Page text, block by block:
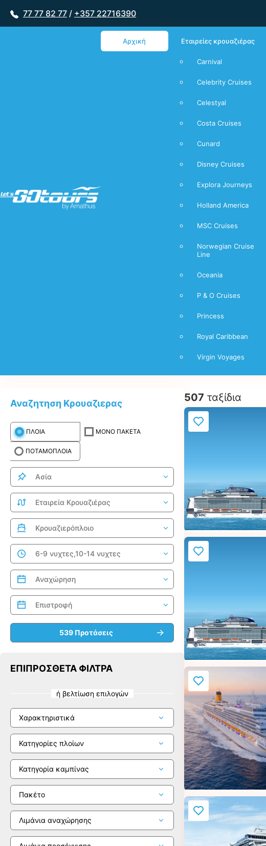
77 77 82 77 / +357 22716390
Αρχική Εταιρείες κρουαζιέρας
Carnival
Celebrity Cruises
Celestyal
Costa Cruises
Cunard
Disney Cruises
Explora Journeys
Holland America
MSC Cruises
Norwegian Cruise
Line
Oceania
P & O Cruises
Princess
Royal Caribbean
Virgin Voyages
Αναζητηση Κρουαζιερας
ΠΛΟΙΑ
ΠΟΤΑΜΟΠΛΟΙΑ
ΜΟΝΟ ΠΑΚΕΤΑ
ΕΠΙΠΡΌΣΘΕΤΑ ΦΊΛΤΡΑ
ή βελτίωση επιλογών
507 ταξίδια